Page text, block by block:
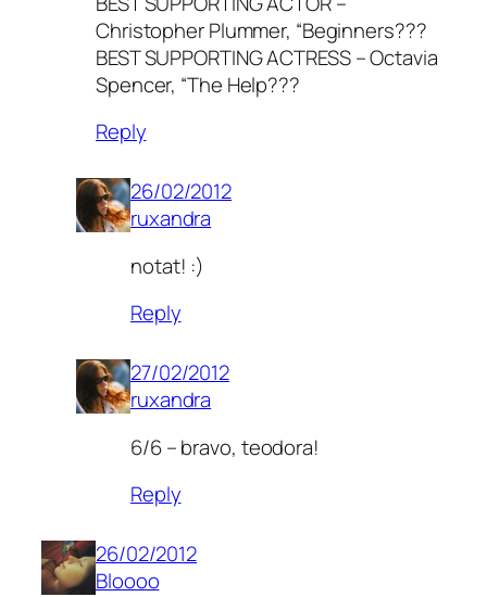
Christopher Plummer, “Beginners???
BEST SUPPORTING ACTRESS – Octavia
Spencer, “The Help???
Reply
26/02/2012
ruxandra
notat! :)
Reply
27/02/2012
ruxandra
6/6 – bravo, teodora!
Reply
26/02/2012
Bloooo